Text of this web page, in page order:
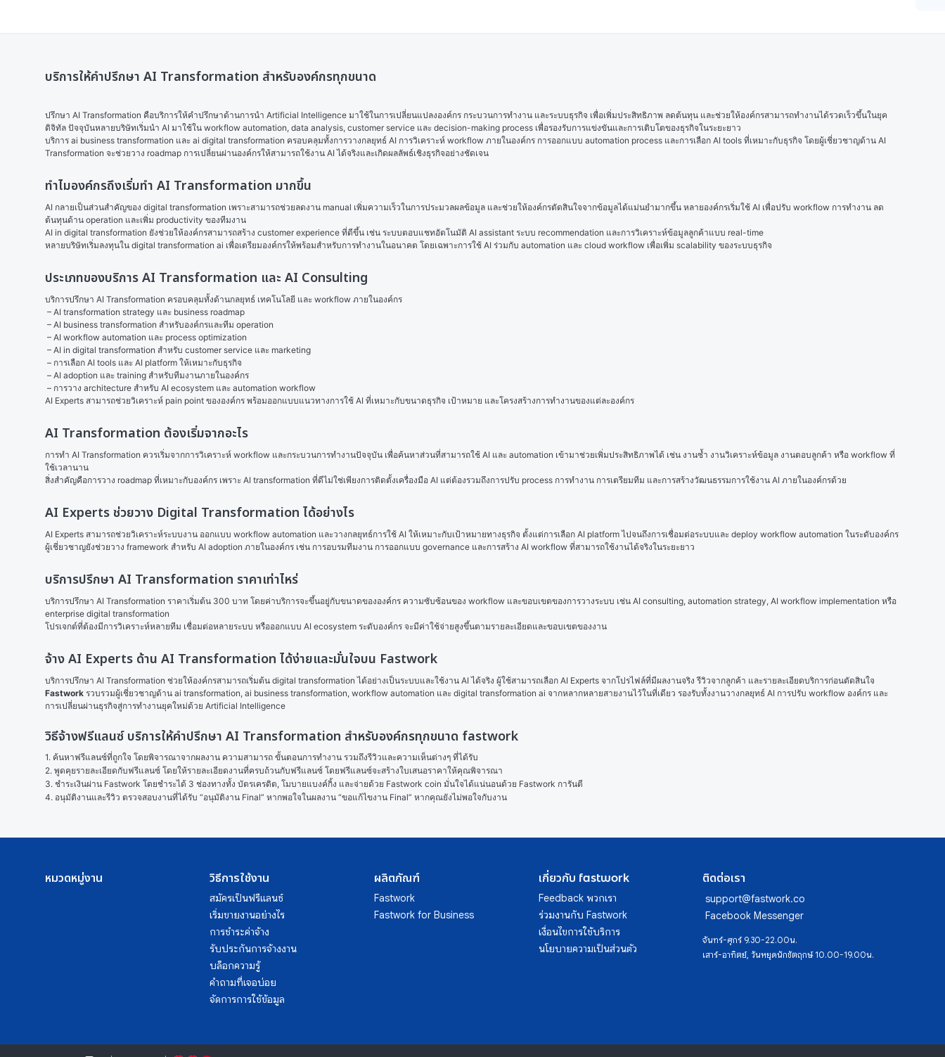
บริการให้คำปรึกษา AI Transformation สำหรับองค์กรทุกขนาด
ปรึกษา AI Transformation คือบริการให้คำปรึกษาด้านการนำ Artificial Intelligence มาใช้ในการเปลี่ยนแปลงองค์กร กระบวนการทำงาน และระบบธุรกิจ เพื่อเพิ่มประสิทธิภาพ ลดต้นทุน และช่วยให้องค์กรสามารถทำงานได้รวดเร็วขึ้นในยุค
ดิจิทัล ปัจจุบันหลายบริษัทเริ่มนำ AI มาใช้ใน workflow automation, data analysis, customer service และ decision-making process เพื่อรองรับการแข่งขันและการเติบโตของธุรกิจในระยะยาว
บริการ ai business transformation และ ai digital transformation ครอบคลุมทั้งการวางกลยุทธ์ AI การวิเคราะห์ workflow ภายในองค์กร การออกแบบ automation process และการเลือก AI tools ที่เหมาะกับธุรกิจ โดยผู้เชี่ยวชาญด้าน AI
Transformation จะช่วยวาง roadmap การเปลี่ยนผ่านองค์กรให้สามารถใช้งาน AI ได้จริงและเกิดผลลัพธ์เชิงธุรกิจอย่างชัดเจน
ทำไมองค์กรถึงเริ่มทำ AI Transformation มากขึ้น
AI กลายเป็นส่วนสำคัญของ digital transformation เพราะสามารถช่วยลดงาน manual เพิ่มความเร็วในการประมวลผลข้อมูล และช่วยให้องค์กรตัดสินใจจากข้อมูลได้แม่นยำมากขึ้น หลายองค์กรเริ่มใช้ AI เพื่อปรับ workflow การทำงาน ลด
ต้นทุนด้าน operation และเพิ่ม productivity ของทีมงาน
AI in digital transformation ยังช่วยให้องค์กรสามารถสร้าง customer experience ที่ดีขึ้น เช่น ระบบตอบแชทอัตโนมัติ AI assistant ระบบ recommendation และการวิเคราะห์ข้อมูลลูกค้าแบบ real-time
หลายบริษัทเริ่มลงทุนใน digital transformation ai เพื่อเตรียมองค์กรให้พร้อมสำหรับการทำงานในอนาคต โดยเฉพาะการใช้ AI ร่วมกับ automation และ cloud workflow เพื่อเพิ่ม scalability ของระบบธุรกิจ
ประเภทของบริการ AI Transformation และ AI Consulting
บริการปรึกษา AI Transformation ครอบคลุมทั้งด้านกลยุทธ์ เทคโนโลยี และ workflow ภายในองค์กร
– AI transformation strategy และ business roadmap
– AI business transformation สำหรับองค์กรและทีม operation
– AI workflow automation และ process optimization
– AI in digital transformation สำหรับ customer service และ marketing
– การเลือก AI tools และ AI platform ให้เหมาะกับธุรกิจ
– AI adoption และ training สำหรับทีมงานภายในองค์กร
– การวาง architecture สำหรับ AI ecosystem และ automation workflow
AI Experts สามารถช่วยวิเคราะห์ pain point ขององค์กร พร้อมออกแบบแนวทางการใช้ AI ที่เหมาะกับขนาดธุรกิจ เป้าหมาย และโครงสร้างการทำงานของแต่ละองค์กร
AI Transformation ต้องเริ่มจากอะไร
การทำ AI Transformation ควรเริ่มจากการวิเคราะห์ workflow และกระบวนการทำงานปัจจุบัน เพื่อค้นหาส่วนที่สามารถใช้ AI และ automation เข้ามาช่วยเพิ่มประสิทธิภาพได้ เช่น งานซ้ำ งานวิเคราะห์ข้อมูล งานตอบลูกค้า หรือ workflow ที่
ใช้เวลานาน
สิ่งสำคัญคือการวาง roadmap ที่เหมาะกับองค์กร เพราะ AI transformation ที่ดีไม่ใช่เพียงการติดตั้งเครื่องมือ AI แต่ต้องรวมถึงการปรับ process การทำงาน การเตรียมทีม และการสร้างวัฒนธรรมการใช้งาน AI ภายในองค์กรด้วย
AI Experts ช่วยวาง Digital Transformation ได้อย่างไร
AI Experts สามารถช่วยวิเคราะห์ระบบงาน ออกแบบ workflow automation และวางกลยุทธ์การใช้ AI ให้เหมาะกับเป้าหมายทางธุรกิจ ตั้งแต่การเลือก AI platform ไปจนถึงการเชื่อมต่อระบบและ deploy workflow automation ในระดับองค์กร
ผู้เชี่ยวชาญยังช่วยวาง framework สำหรับ AI adoption ภายในองค์กร เช่น การอบรมทีมงาน การออกแบบ governance และการสร้าง AI workflow ที่สามารถใช้งานได้จริงในระยะยาว
บริการปรึกษา AI Transformation ราคาเท่าไหร่
บริการปรึกษา AI Transformation ราคาเริ่มต้น 300 บาท โดยค่าบริการจะขึ้นอยู่กับขนาดขององค์กร ความซับซ้อนของ workflow และขอบเขตของการวางระบบ เช่น AI consulting, automation strategy, AI workflow implementation หรือ
enterprise digital transformation
โปรเจกต์ที่ต้องมีการวิเคราะห์หลายทีม เชื่อมต่อหลายระบบ หรือออกแบบ AI ecosystem ระดับองค์กร จะมีค่าใช้จ่ายสูงขึ้นตามรายละเอียดและขอบเขตของงาน
จ้าง AI Experts ด้าน AI Transformation ได้ง่ายและมั่นใจบน Fastwork
บริการปรึกษา AI Transformation ช่วยให้องค์กรสามารถเริ่มต้น digital transformation ได้อย่างเป็นระบบและใช้งาน AI ได้จริง ผู้ใช้สามารถเลือก AI Experts จากโปรไฟล์ที่มีผลงานจริง รีวิวจากลูกค้า และรายละเอียดบริการก่อนตัดสินใจ
Fastwork รวบรวมผู้เชี่ยวชาญด้าน ai transformation, ai business transformation, workflow automation และ digital transformation ai จากหลากหลายสายงานไว้ในที่เดียว รองรับทั้งงานวางกลยุทธ์ AI การปรับ workflow องค์กร และ
การเปลี่ยนผ่านธุรกิจสู่การทำงานยุคใหม่ด้วย Artificial Intelligence
วิธีจ้างฟรีแลนซ์ บริการให้คำปรึกษา AI Transformation สำหรับองค์กรทุกขนาด fastwork
1. ค้นหาฟรีแลนซ์ที่ถูกใจ โดยพิจารณาจากผลงาน ความสามารถ ขั้นตอนการทำงาน รวมถึงรีวิวและความเห็นต่างๆ ที่ได้รับ
2. พูดคุยรายละเอียดกับฟรีแลนซ์ โดยให้รายละเอียดงานที่ครบถ้วนกับฟรีแลนซ์ โดยฟรีแลนซ์จะสร้างใบเสนอราคาให้คุณพิจารณา
3. ชำระเงินผ่าน Fastwork โดยชำระได้ 3 ช่องทางทั้ง บัตรเครดิต, โมบายแบงค์กิ้ง และจ่ายด้วย Fastwork coin มั่นใจได้แน่นอนด้วย Fastwork การันตี
4. อนุมัติงานและรีวิว ตรวจสอบงานที่ได้รับ “อนุมัติงาน Final” หากพอใจในผลงาน “ขอแก้ไขงาน Final” หากคุณยังไม่พอใจกับงาน
หมวดหมู่งาน วิธีการใช้งาน
สมัครเป็นฟรีแลนซ์
เริ่มขายงานอย่างไร
การชำระค่าจ้าง
รับประกันการจ้างงาน
บล็อกความรู้
คำถามที่เจอบ่อย
จัดการการใช้ข้อมูล
ผลิตภัณฑ์
Fastwork
Fastwork for Business
เกี่ยวกับ fastwork
Feedback พวกเรา
ร่วมงานกับ Fastwork
เงื่อนไขการใช้บริการ
นโยบายความเป็นส่วนตัว
ติดต่อเรา
support@fastwork.co
Facebook Messenger
จันทร์-ศุกร์ 9.30-22.00น.
เสาร์-อาทิตย์, วันหยุดนักขัตฤกษ์ 10.00-19.00น.